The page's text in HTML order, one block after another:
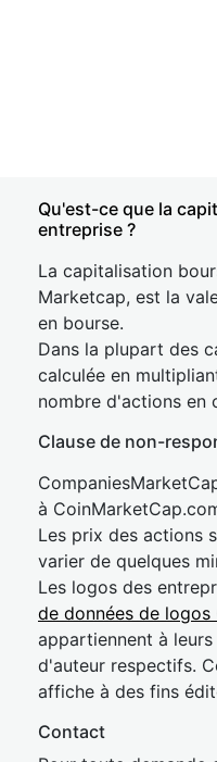
Qu'est-ce que la
entreprise ?
La capitalisation
Marketcap, est la
en bourse.
Dans la plupart des
calculée en
nombre d'actions en
Clause de non-
à
Les prix des actions
varier de quelques
Les logos des
de données de
appartiennent à
d'auteur respectifs.
affiche à des fins
Contact